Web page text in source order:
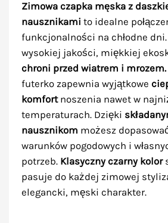
Zimowa czapka męska z
nausznikami to idealne
funkcjonalności na chłodne
wysokiej jakości, miękkiej
chroni przed wiatrem i mrozem.
futerko zapewnia wyjątkowe
komfortnoszenia nawet w
temperaturach. Dzięki
nausznikom możesz
warunków pogodowych i
potrzeb. Klasyczny czarny kolor
pasuje do każdej zimowej
elegancki, męski charakter.